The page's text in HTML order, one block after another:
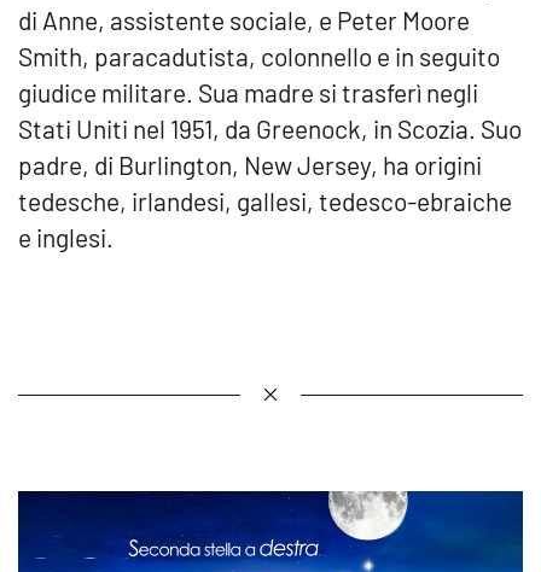
di Anne, assistente sociale, e Peter Moore
Smith, paracadutista, colonnello e in seguito
giudice militare. Sua madre si trasferì negli
Stati Uniti nel 1951, da Greenock, in Scozia. Suo
padre, di Burlington, New Jersey, ha origini
tedesche, irlandesi, gallesi, tedesco-ebraiche
e inglesi.